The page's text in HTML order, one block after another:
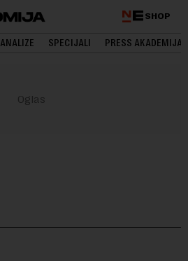
SHOP
SPECIJALI PRESS AKADEMIJA